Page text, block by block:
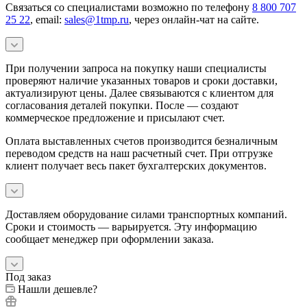
Связаться со специалистами возможно по телефону 8 800 707
25 22, email: sales@1tmp.ru, через онлайн-чат на сайте.
При получении запроса на покупку наши специалисты
проверяют наличие указанных товаров и сроки доставки,
актуализируют цены. Далее связываются с клиентом для
согласования деталей покупки. После — создают
коммерческое предложение и присылают счет.
Оплата выставленных счетов производится безналичным
переводом средств на наш расчетный счет. При отгрузке
клиент получает весь пакет бухгалтерских документов.
Доставляем оборудование силами транспортных компаний.
Сроки и стоимость — варьируется. Эту информацию
сообщает менеджер при оформлении заказа.
Под заказ
Нашли дешевле?